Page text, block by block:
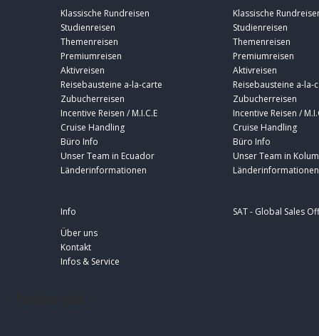
Klassische Rundreisen
Studienreisen
Themenreisen
Premiumreisen
Aktivreisen
Reisebausteine a-la-carte
Zubucherreisen
Incentive Reisen / M.I.C.E
Cruise Handling
Büro Info
Unser Team in Ecuador
Länderinformationen
Klassische
Studienreisen
Themenreisen
Premiumreisen
Aktivreisen
Reisebausteine a-la-
Zubucherreisen
Incentive Reisen /
Cruise Handling
Büro Info
Unser Team in
Länderinformationen
Info
Über uns
Kontakt
Infos & Service
SAT - Global Sales